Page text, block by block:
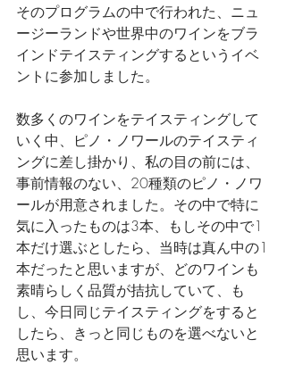
そのプログラムの中で行われた、ニュ
ージーランドや世界中のワインをブラ
インドテイスティングするというイベ
ントに参加しました。
数多くのワインをテイスティングして
いく中、ピノ・ノワールのテイスティ
ングに差し掛かり、私の目の前には、
事前情報のない、20種類のピノ・ノワ
ールが用意されました。その中で特に
気に入ったものは3本、もしその中で1
本だけ選ぶとしたら、当時は真ん中の1
本だったと思いますが、どのワインも
素晴らしく品質が拮抗していて、も
し、今日同じテイスティングをすると
したら、きっと同じものを選べないと
思います。